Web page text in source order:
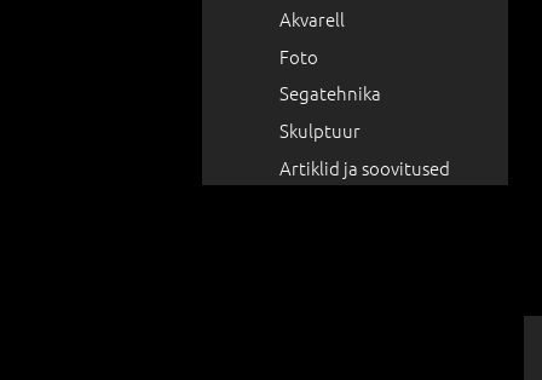
Akvarell
Foto
Segatehnika
Skulptuur
Artiklid ja soovitused